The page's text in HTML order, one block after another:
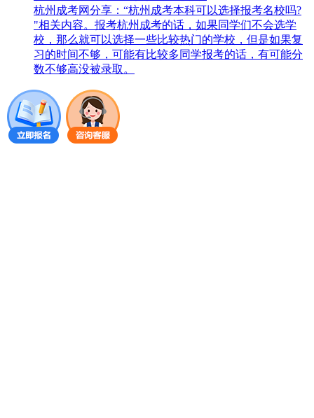
杭州成考网分享：“杭州成考本科可以选择报考名校吗?
"相关内容。报考杭州成考的话，如果同学们不会选学
校，那么就可以选择一些比较热门的学校，但是如果复
习的时间不够，可能有比较多同学报考的话，有可能分
数不够高没被录取。